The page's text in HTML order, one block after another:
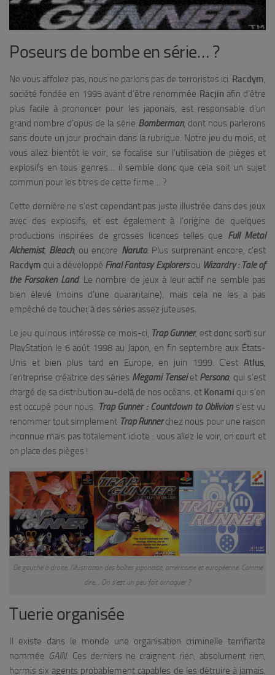
Poseurs de bombe en série… ?
Ne vous affolez pas, nous ne parlons pas de terroristes ici. Racdym,
société fondée en 1995 avant d’être renommée Racjin afin d’être
plus facile à prononcer pour les japonais, est responsable d’un
grand nombre d’opus de la série Bomberman, dont nous parlerons
sans doute un jour prochain dans la rubrique. Notre jeu du mois, et
vous allez bientôt le voir, se focalise sur l’utilisation de pièges et
explosifs en tous genres… il semble donc que cela soit un sujet
commun pour les titres de cette firme… ?
Cette dernière ne s’est cependant pas juste illustrée dans des jeux
avec des explosifs, et est également à l’origine de quelques
productions inspirées de grosses licences telles que Full Metal
Alchemist, Bleach, ou encore Naruto. Plus surprenant encore, c’est
Racdym qui a développé Final Fantasy Explorersou Wizardry : Tale of
the Forsaken Land. Le nombre de jeux à leur actif ne semble pas
bien élevé (moins d’une quarantaine), mais cela ne les a pas
empêché de toucher à des séries assez juteuses.
Le jeu qui nous intéresse ce mois-ci, Trap Gunner, est donc sorti sur
PlayStation le 6 août 1998 au Japon, en fin septembre aux États-
Unis et bien plus tard en Europe, en juin 1999. C’est Atlus,
l’entreprise créatrice des séries Megami Tenseiet Persona, qui s’est
chargé de sa distribution au-delà de nos océans, et Konami qui s’en
est occupé pour nous. Trap Gunner : Countdown to Oblivion s’est vu
renommer tout simplement Trap Runnerchez nous pour une raison
inconnue mais pas totalement idiote : vous allez le voir, on court et
on place des pièges !
De gauche à droite, l’illustration des boîtes japonaise, américaine et européenne. Comme
dire… On s’est un peu fait arnaquer ?
Tuerie organisée
Il existe dans le monde une organisation criminelle terrifiante
nommée GAIN. Ces derniers ne craignent rien, absolument rien,
hormis six agents probablement capables de les détruire à jamais.